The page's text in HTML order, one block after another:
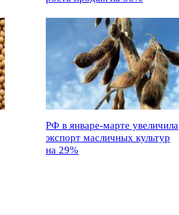
РФ в январе-марте увеличила
экспорт масличных культур
на 29%